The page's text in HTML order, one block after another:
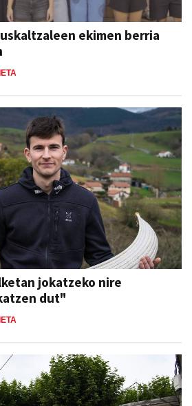
ekimen berria
jokatzeko nire
dut"